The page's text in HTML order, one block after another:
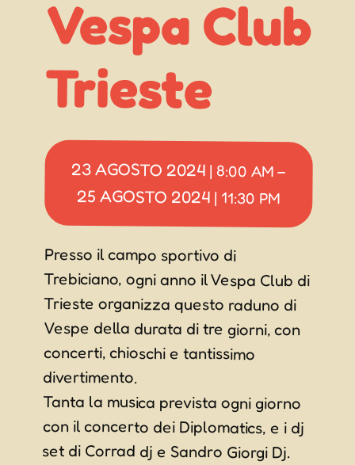
Trieste
23 AGOSTO 2024 | 8:00 AM –
25 AGOSTO 2024 | 11:30 PM
Presso il campo sportivo di
Trebiciano, ogni anno il Vespa Club di
Trieste organizza questo raduno di
Vespe della durata di tre giorni, con
concerti, chioschi e tantissimo
divertimento.
Tanta la musica prevista ogni giorno
con il concerto dei Diplomatics, e i dj
set di Corrad dj e Sandro Giorgi Dj.